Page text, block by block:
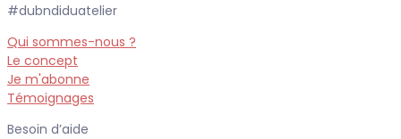
#dubndiduatelier
Qui sommes-nous ?
Le concept
Je m'abonne
Témoignages
Besoin d’aide